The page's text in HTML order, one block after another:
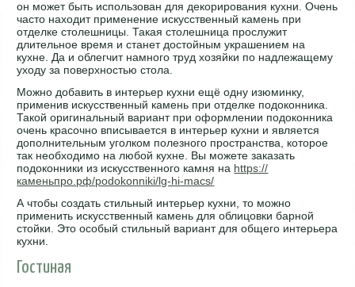
он может быть использован для декорирования кухни. Очень
часто находит применение искусственный камень при
отделке столешницы. Такая столешница прослужит
длительное время и станет достойным украшением на
кухне. Да и облегчит намного труд хозяйки по надлежащему
уходу за поверхностью стола.
Можно добавить в интерьер кухни ещё одну изюминку,
применив искусственный камень при отделке подоконника.
Такой оригинальный вариант при оформлении подоконника
очень красочно вписывается в интерьер кухни и является
дополнительным уголком полезного пространства, которое
так необходимо на любой кухне. Вы можете заказать
подоконники из искусственного камня на https://
каменьпро.рф/podokonniki/lg-hi-macs/
А чтобы создать стильный интерьер кухни, то можно
применить искусственный камень для облицовки барной
стойки. Это особый стильный вариант для общего интерьера
кухни.
Гостиная